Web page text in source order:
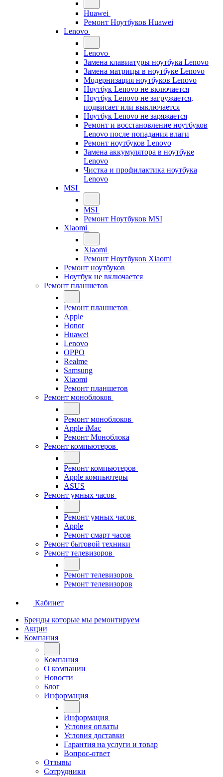
Huawei
Ремонт Ноутбуков Huawei
Lenovo
Lenovo
Замена клавиатуры ноутбука Lenovo
Замена матрицы в ноутбуке Lenovo
Модернизация ноутбуков Lenovo
Ноутбук Lenovo не включается
Ноутбук Lenovo не загружается,
подвисает или выключается
Ноутбук Lenovo не заряжается
Ремонт и восстановление ноутбуков
Lenovo после попадания влаги
Ремонт ноутбуков Lenovo
Замена аккумулятора в ноутбуке
Lenovo
Чистка и профилактика ноутбука
Lenovo
MSI
MSI
Ремонт Ноутбуков MSI
Xiaomi
Xiaomi
Ремонт Ноутбуков Xiaomi
Ремонт ноутбуков
Ноутбук не включается
Ремонт планшетов
Ремонт планшетов
Apple
Honor
Huawei
Lenovo
OPPO
Realme
Samsung
Xiaomi
Ремонт планшетов
Ремонт моноблоков
Ремонт моноблоков
Apple iMac
Ремонт Моноблока
Ремонт компьютеров
Ремонт компьютеров
Apple компьютеры
ASUS
Ремонт умных часов
Ремонт умных часов
Apple
Ремонт смарт часов
Ремонт бытовой техники
Ремонт телевизоров
Ремонт телевизоров
Ремонт телевизоров
Кабинет
Бренды которые мы ремонтируем
Акции
Компания
Компания
О компании
Новости
Блог
Информация
Информация
Условия оплаты
Условия доставки
Гарантия на услуги и товар
Вопрос-ответ
Отзывы
Сотрудники